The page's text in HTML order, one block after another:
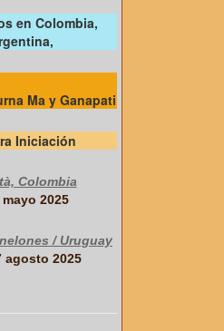
en Colombia,
Ma y Ganapati
Iniciación
Colombia
mayo 2025
/ Uruguay
agosto 2025